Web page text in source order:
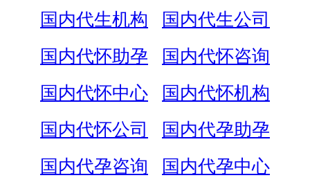
国内代生机构
国内代生公司
国内代怀助孕
国内代怀咨询
国内代怀中心
国内代怀机构
国内代怀公司
国内代孕助孕
国内代孕咨询
国内代孕中心